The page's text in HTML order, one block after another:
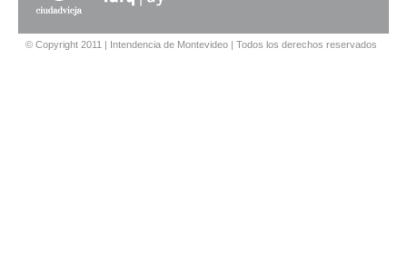
© Copyright 2011 | Intendencia de Montevideo | Todos los derechos reservados